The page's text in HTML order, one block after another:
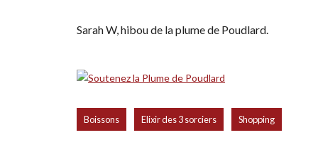
Sarah W, hibou de la plume de Poudlard.
Boissons Elixir des 3 sorciers Shopping